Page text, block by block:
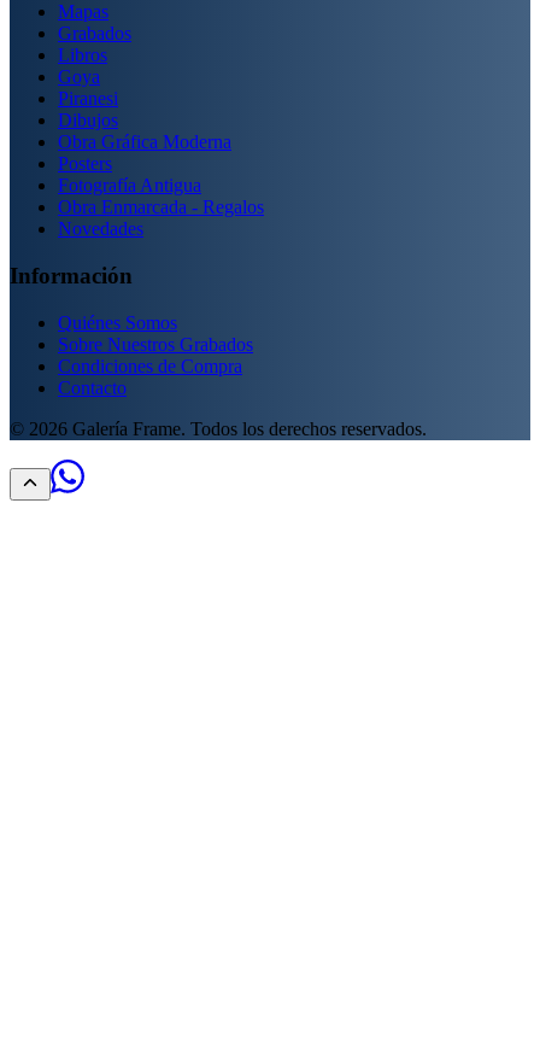
Mapas
Grabados
Libros
Goya
Piranesi
Dibujos
Obra Gráfica Moderna
Posters
Fotografía Antigua
Obra Enmarcada - Regalos
Novedades
Información
Quiénes Somos
Sobre Nuestros Grabados
Condiciones de Compra
Contacto
© 2026 Galería Frame. Todos los derechos reservados.